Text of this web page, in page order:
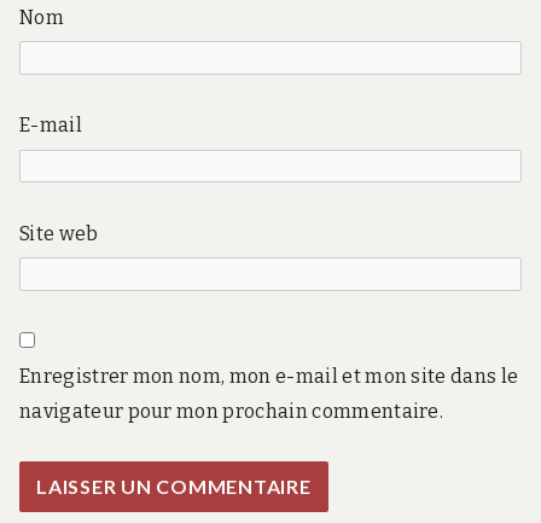
Nom
E-mail
Site web
Enregistrer mon nom, mon e-mail et mon site dans le
navigateur pour mon prochain commentaire.